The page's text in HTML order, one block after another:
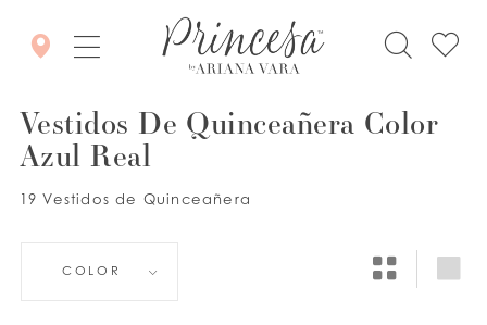
Vestidos De Quinceañera Color
Azul Real
19 Vestidos de Quinceañera
COLOR